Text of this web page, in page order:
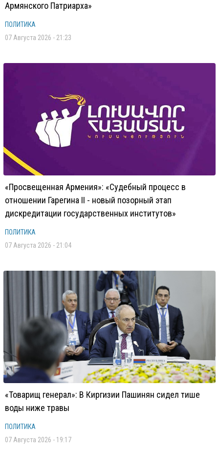
Армянского Патриарха»
ПОЛИТИКА
07 Августа 2026 - 21:23
«Просвещенная Армения»: «Судебный процесс в
отношении Гарегина II - новый позорный этап
дискредитации государственных институтов»
ПОЛИТИКА
07 Августа 2026 - 21:04
«Товарищ генерал»: В Киргизии Пашинян сидел тише
воды ниже травы
ПОЛИТИКА
07 Августа 2026 - 19:17